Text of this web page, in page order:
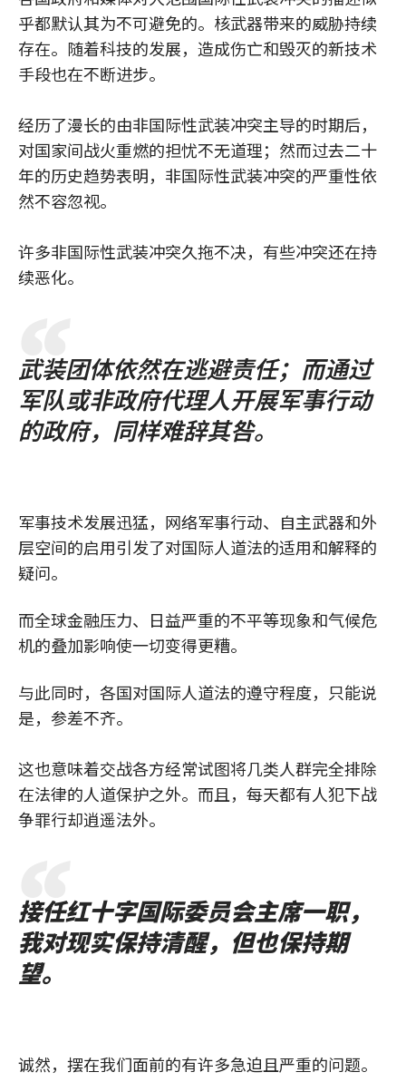
乎都默认其为不可避免的。核武器带来的威胁持续
存在。随着科技的发展，造成伤亡和毁灭的新技术
手段也在不断进步。
经历了漫长的由非国际性武装冲突主导的时期后，
对国家间战火重燃的担忧不无道理；然而过去二十
年的历史趋势表明，非国际性武装冲突的严重性依
然不容忽视。
许多非国际性武装冲突久拖不决，有些冲突还在持
续恶化。
武装团体依然在逃避责任；而通过
军队或非政府代理人开展军事行动
的政府，同样难辞其咎。
军事技术发展迅猛，网络军事行动、自主武器和外
层空间的启用引发了对国际人道法的适用和解释的
疑问。
而全球金融压力、日益严重的不平等现象和气候危
机的叠加影响使一切变得更糟。
与此同时，各国对国际人道法的遵守程度，只能说
是，参差不齐。
这也意味着交战各方经常试图将几类人群完全排除
在法律的人道保护之外。而且，每天都有人犯下战
争罪行却逍遥法外。
接任红十字国际委员会主席一职，
我对现实保持清醒，但也保持期
望。
诚然，摆在我们面前的有许多急迫且严重的问题。